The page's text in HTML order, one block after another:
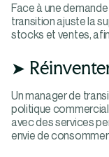
Face à une
transition ajuste la
stocks et ventes,
➤
Un manager de
politique
avec des services
envie de